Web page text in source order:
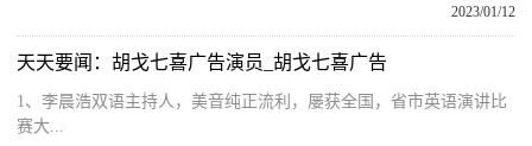
2023/01/12
天天要闻：胡戈七喜广告演员_胡戈七喜广告
1、李晨浩双语主持人，美音纯正流利，屡获全国，省市英语演讲比
赛大...